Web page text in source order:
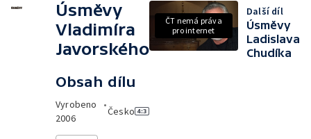
Úsměvy
Vladimíra
Javorského
Obsah dílu
Vyrobeno
2006
•
Česko
ČT nemá práva
pro internet
Další díl
Úsměvy
Ladislava
Chudíka